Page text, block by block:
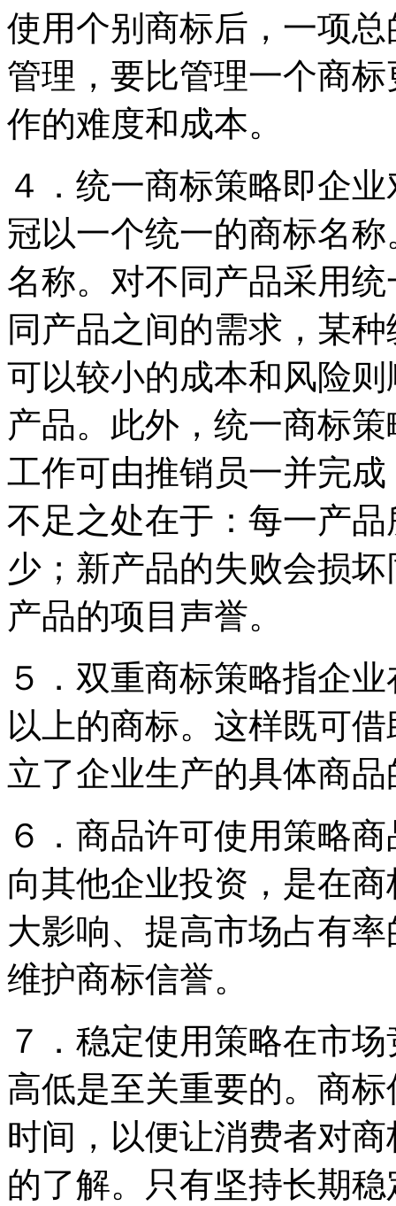
使用个别商标后，一项
管理，要比管理一个商
作的难度和成本。
４．统一商标策略即企
冠以一个统一的商标名
名称。对不同产品采用
同产品之间的需求，某
可以较小的成本和风险
产品。此外，统一商标
工作可由推销员一并完
不足之处在于：每一产
少；新产品的失败会损
产品的项目声誉。
５．双重商标策略指企
以上的商标。这样既可
立了企业生产的具体商
６．商品许可使用策略
向其他企业投资，是在
大影响、提高市场占有
维护商标信誉。
７．稳定使用策略在市
高低是至关重要的。商
时间，以便让消费者对
的了解。只有坚持长期